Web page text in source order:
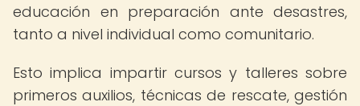
educación en preparación ante desastres,
tanto a nivel individual como comunitario.
Esto implica impartir cursos y talleres sobre
primeros auxilios, técnicas de rescate, gestión